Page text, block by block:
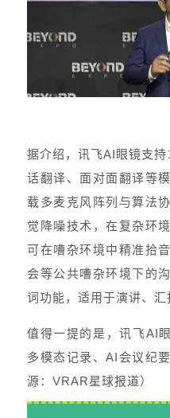
据介绍，讯飞AI眼镜支
话翻译、面对面翻译等
载多麦克风阵列与算法
觉降噪技术，在复杂环
可在嘈杂环境中精准拾
会等公共嘈杂环境下的
词功能，适用于演讲、汇
值得一提的是，讯飞AI
多模态记录、AI会议纪
源：VRAR星球报道）